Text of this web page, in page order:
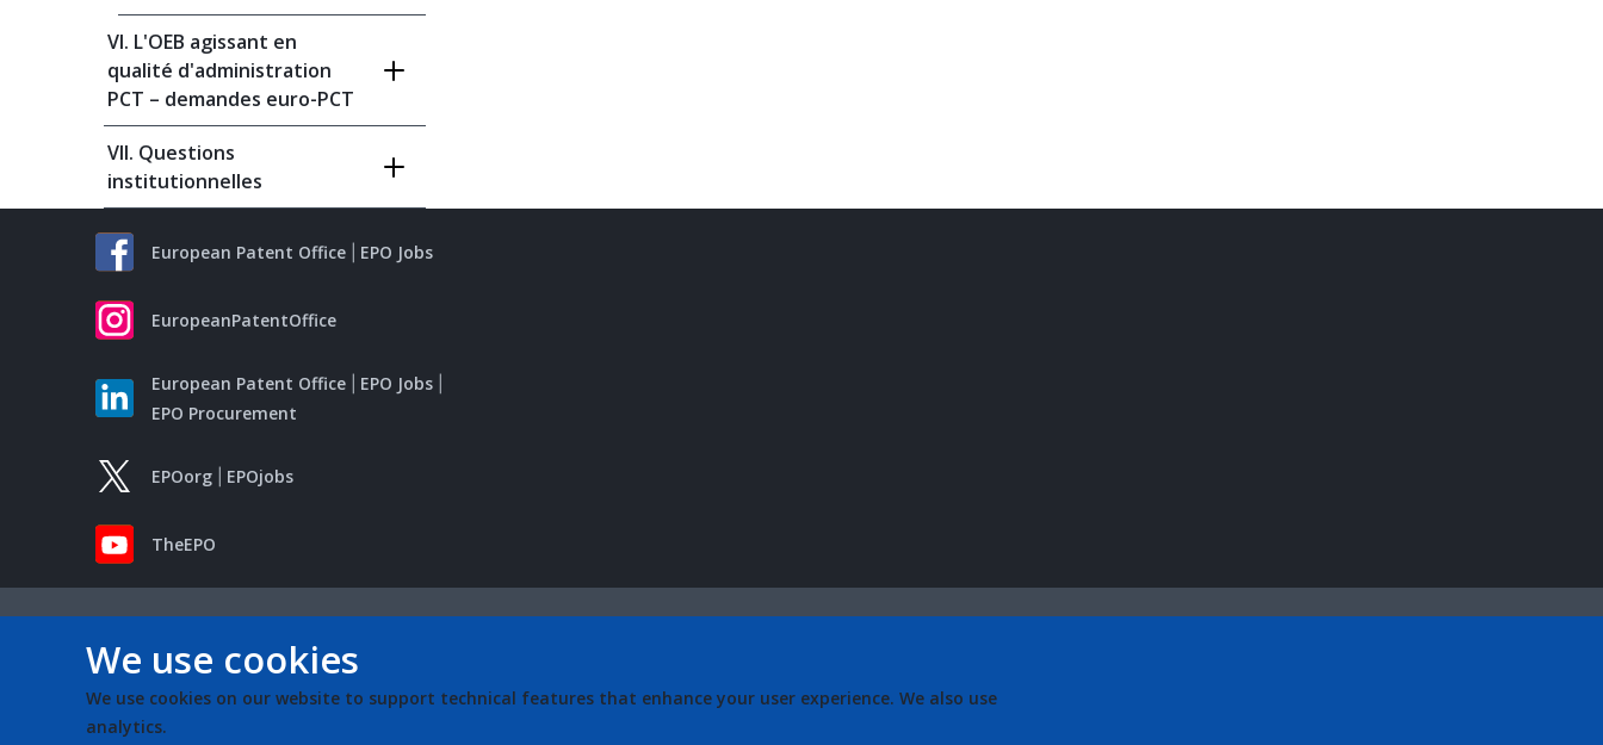
VI. L'OEB agissant en
qualité d'administration
PCT – demandes euro-PCT
VII. Questions
institutionnelles
European Patent Office EPO Jobs
EuropeanPatentOffice
European Patent Office
EPO Jobs
EPO Procurement
EPOorg EPOjobs
TheEPO
We use cookies
We use cookies on our website to support technical features that enhance your user experience. We also use
analytics.